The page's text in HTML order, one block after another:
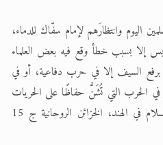
اليوم وانتظارَهم لإمام سفّاك للدماء،
إلا بسبب خطأ وقع فيه بعض العلماء
برفع السيف إلا في حرب دفاعية، أو في
أو في الحرب التي تُشَنُّ حفاظًا على الحريات
المشروعة." (المسيح الناصري عليه السلام في الهند، الخزائن الروحانية ج 15